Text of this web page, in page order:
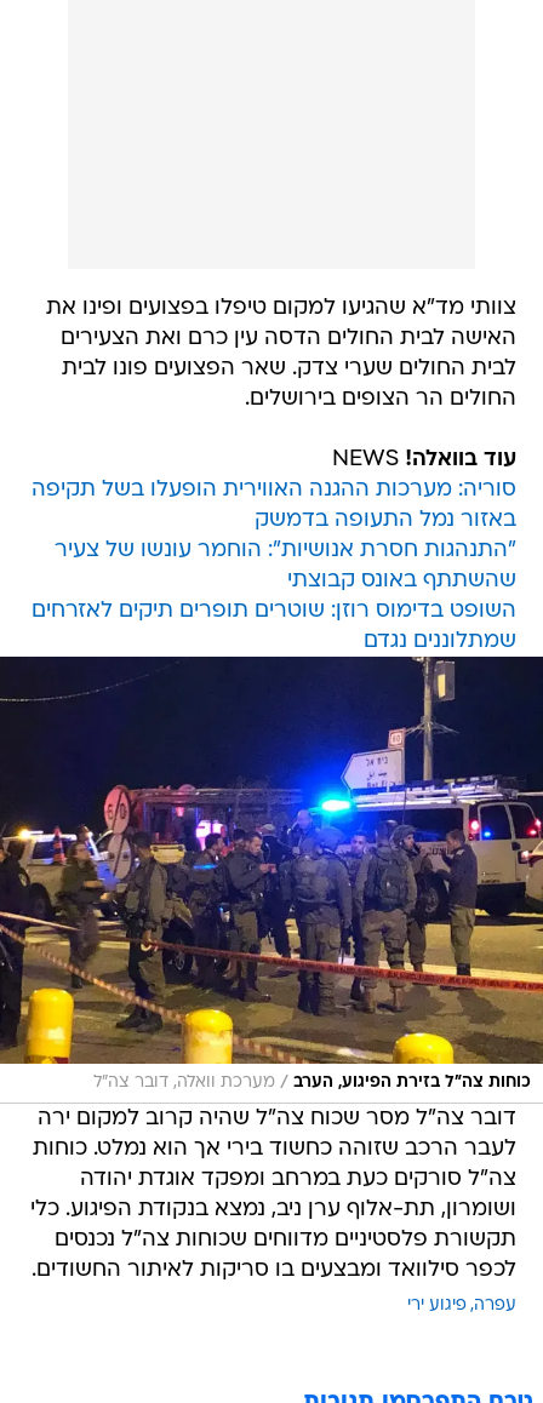
צוותי מד"א שהגיעו למקום טיפלו בפצועים ופינו את
האישה לבית החולים הדסה עין כרם ואת הצעירים
לבית החולים שערי צדק. שאר הפצועים פונו לבית
החולים הר הצופים בירושלים.
עוד בוואלה! NEWS
סוריה: מערכות ההגנה האווירית הופעלו בשל תקיפה
באזור נמל התעופה בדמשק
"התנהגות חסרת אנושיות": הוחמר עונשו של צעיר
שהשתתף באונס קבוצתי
השופט בדימוס רוזן: שוטרים תופרים תיקים לאזרחים
שמתלוננים נגדם
כוחות צה"ל בזירת הפיגוע, הערב / מערכת וואלה, דובר צה"ל
דובר צה"ל מסר שכוח צה"ל שהיה קרוב למקום ירה
לעבר הרכב שזוהה כחשוד בירי אך הוא נמלט. כוחות
צה"ל סורקים כעת במרחב ומפקד אוגדת יהודה
ושומרון, תת-אלוף ערן ניב, נמצא בנקודת הפיגוע. כלי
תקשורת פלסטיניים מדווחים שכוחות צה"ל נכנסים
לכפר סילוואד ומבצעים בו סריקות לאיתור החשודים.
עפרה פיגוע ירי